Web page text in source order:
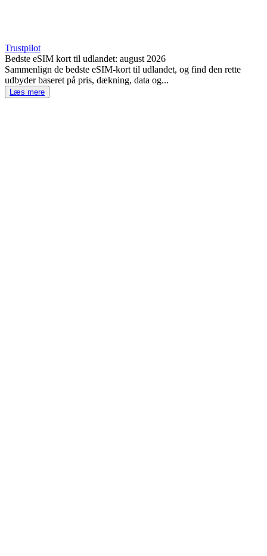
Trustpilot
Bedste eSIM kort til udlandet: august 2026
Sammenlign de bedste eSIM-kort til udlandet, og find den rette
udbyder baseret på pris, dækning, data og...
Læs mere